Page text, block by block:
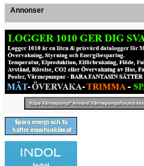
Annonser